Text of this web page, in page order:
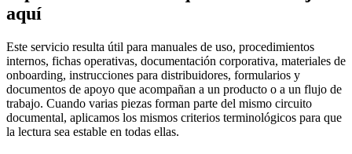
aquí
Este servicio resulta útil para manuales de uso, procedimientos
internos, fichas operativas, documentación corporativa, materiales de
onboarding, instrucciones para distribuidores, formularios y
documentos de apoyo que acompañan a un producto o a un flujo de
trabajo. Cuando varias piezas forman parte del mismo circuito
documental, aplicamos los mismos criterios terminológicos para que
la lectura sea estable en todas ellas.